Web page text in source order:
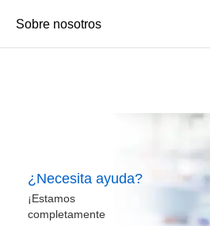
Sobre nosotros
¿Necesita ayuda?
¡Estamos
completamente